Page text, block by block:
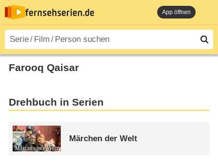
App öffnen
Farooq Qaisar
Drehbuch in Serien
Märchen der Welt